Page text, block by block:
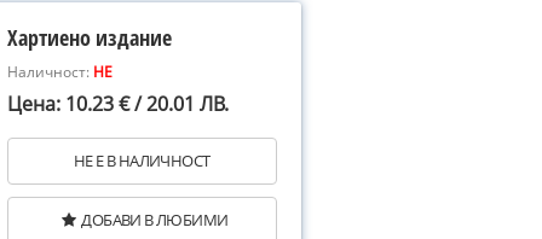
Хартиено издание
Наличност: НЕ
Цена: 10.23 € / 20.01 ЛВ.
НЕ Е В НАЛИЧНОСТ
ДОБАВИ В ЛЮБИМИ